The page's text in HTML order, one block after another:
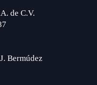
de C.V.
Bermúdez